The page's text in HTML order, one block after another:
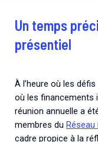
Un temps
présentiel
À l’heure où les
où les financements
réunion annuelle a
membres du
cadre propice à la